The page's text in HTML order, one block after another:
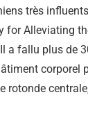
très
for Alleviating
a fallu plus de
corporel
rotonde